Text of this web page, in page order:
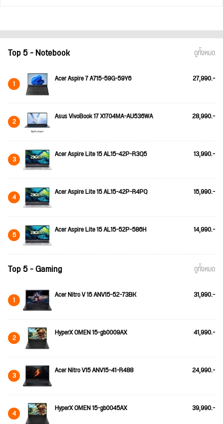
Top 5 - Notebook ดูทั้งหมด
1 Acer Aspire 7 A715-59G-59Y6 27,990.-
2 Asus VivoBook 17 X1704MA-AU536WA 28,990.-
3 Acer Aspire Lite 15 AL15-42P-R3Q5 13,990.-
4 Acer Aspire Lite 15 AL15-42P-R4PQ 15,990.-
5 Acer Aspire Lite 15 AL15-52P-586H 14,990.-
Top 5 - Gaming ดูทั้งหมด
1 Acer Nitro V 15 ANV15-52-73BK 31,990.-
2 HyperX OMEN 15-gb0009AX 41,990.-
3 Acer Nitro V15 ANV15-41-R488 24,990.-
4 HyperX OMEN 15-gb0045AX 39,990.-